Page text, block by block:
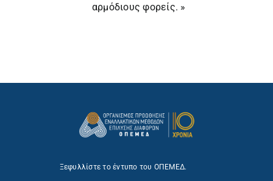
αρμόδιους φορείς. »
Ξεφυλλίστε το έντυπο του ΟΠΕΜΕΔ.